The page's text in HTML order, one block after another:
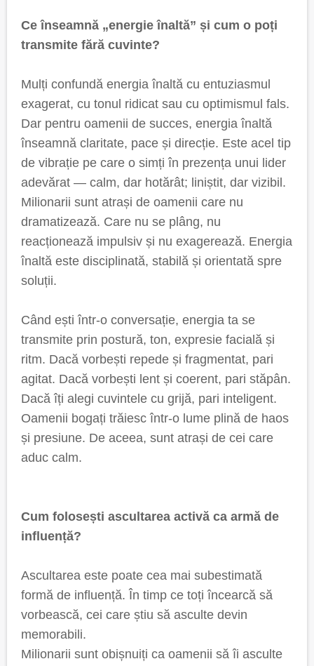
Ce înseamnă „energie înaltă” și cum o poți
transmite fără cuvinte?
Mulți confundă energia înaltă cu entuziasmul
exagerat, cu tonul ridicat sau cu optimismul fals.
Dar pentru oamenii de succes, energia înaltă
înseamnă claritate, pace și direcție. Este acel tip
de vibrație pe care o simți în prezența unui lider
adevărat — calm, dar hotărât; liniștit, dar vizibil.
Milionarii sunt atrași de oamenii care nu
dramatizează. Care nu se plâng, nu
reacționează impulsiv și nu exagerează. Energia
înaltă este disciplinată, stabilă și orientată spre
soluții.
Când ești într-o conversație, energia ta se
transmite prin postură, ton, expresie facială și
ritm. Dacă vorbești repede și fragmentat, pari
agitat. Dacă vorbești lent și coerent, pari stăpân.
Dacă îți alegi cuvintele cu grijă, pari inteligent.
Oamenii bogați trăiesc într-o lume plină de haos
și presiune. De aceea, sunt atrași de cei care
aduc calm.
Cum folosești ascultarea activă ca armă de
influență?
Ascultarea este poate cea mai subestimată
formă de influență. În timp ce toți încearcă să
vorbească, cei care știu să asculte devin
memorabili.
Milionarii sunt obișnuiți ca oamenii să îi asculte